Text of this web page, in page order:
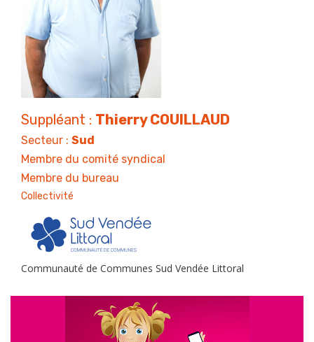
Suppléant : Thierry COUILLAUD
Secteur : Sud
Membre du comité syndical
Membre du bureau
Collectivité
Communauté de Communes Sud Vendée Littoral